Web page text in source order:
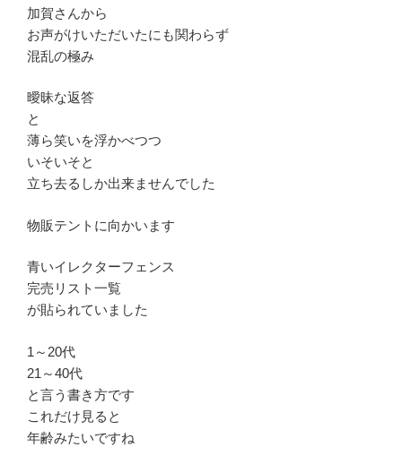
加賀さんから
お声がけいただいたにも関わらず
混乱の極み
曖昧な返答
と
薄ら笑いを浮かべつつ
いそいそと
立ち去るしか出来ませんでした
物販テントに向かいます
青いイレクターフェンス
完売リスト一覧
が貼られていました
1～20代
21～40代
と言う書き方です
これだけ見ると
年齢みたいですね